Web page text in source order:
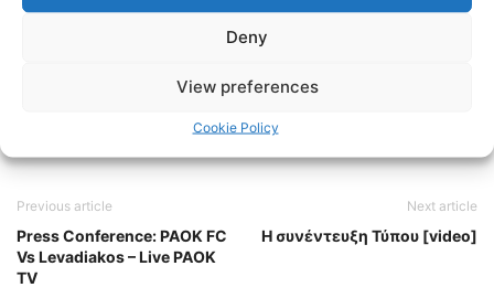
Deny
View preferences
Cookie Policy
Previous article
Press Conference: PAOK FC
Vs Levadiakos – Live PAOK
TV
Next article
Η συνέντευξη Τύπου [video]